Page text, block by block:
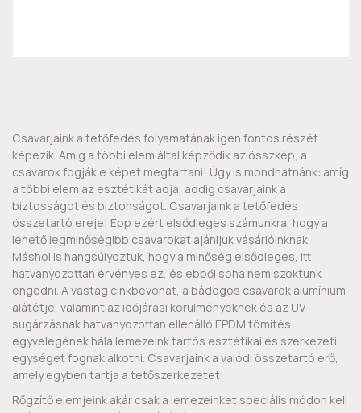
Csavarjaink a tetőfedés folyamatának igen fontos részét
képezik. Amíg a többi elem által képződik az összkép, a
csavarok fogják e képet megtartani! Úgy is mondhatnánk: amíg
a többi elem az esztétikát adja, addig csavarjaink a
biztosságot és biztonságot. Csavarjaink a tetőfedés
összetartó ereje! Épp ezért elsődleges számunkra, hogy a
lehető legminőségibb csavarokat ajánljuk vásárlóinknak.
Máshol is hangsúlyoztuk, hogy a minőség elsődleges, itt
hatványozottan érvényes ez, és ebből soha nem szoktunk
engedni. A vastag cinkbevonat, a bádogos csavarok alumínium
alátétje, valamint az időjárási körülményeknek és az UV-
sugárzásnak hatványozottan ellenálló EPDM tömítés
egyvelegének hála lemezeink tartós esztétikai és szerkezeti
egységet fognak alkotni. Csavarjaink a valódi összetartó erő,
amely egyben tartja a tetőszerkezetet!
Rőgzítő elemjeink akár csak a lemezeinket speciális módon kell